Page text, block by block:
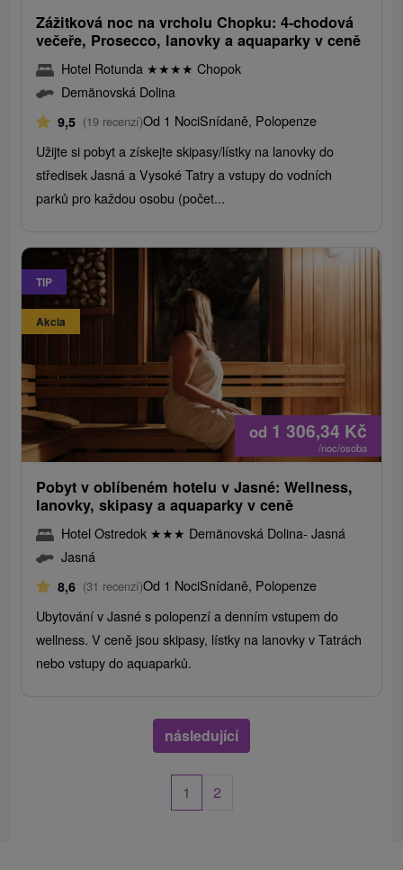
Zážitková noc na vrcholu Chopku: 4-chodová
večeře, Prosecco, lanovky a aquaparky v ceně
Hotel Rotunda ★★★★ Chopok
Demänovská Dolina
9,5 (19 recenzí)Od 1 NociSnídaně, Polopenze
Užijte si pobyt a získejte skipasy/lístky na lanovky do
středisek Jasná a Vysoké Tatry a vstupy do vodních
parků pro každou osobu (počet...
TIP
Akcia
od 1 306,34 Kč
/noc/osoba
Pobyt v oblíbeném hotelu v Jasné: Wellness,
lanovky, skipasy a aquaparky v ceně
Hotel Ostredok ★★★ Demänovská Dolina- Jasná
Jasná
8,6 (31 recenzí)Od 1 NociSnídaně, Polopenze
Ubytování v Jasné s polopenzí a denním vstupem do
wellness. V ceně jsou skipasy, lístky na lanovky v Tatrách
nebo vstupy do aquaparků.
následující
1 2